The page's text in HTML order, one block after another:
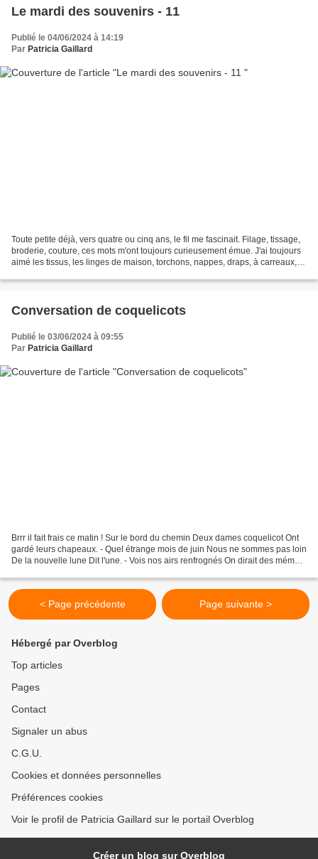
Le mardi des souvenirs - 11
Publié le 04/06/2024 à 14:19
Par Patricia Gaillard
Toute petite déjà, vers quatre ou cinq ans, le fil me fascinait. Filage, tissage,
broderie, couture, ces mots m'ont toujours curieusement émue. J'ai toujours
aimé les tissus, les linges de maison, torchons, nappes, draps, à carreaux,
Conversation de coquelicots
Publié le 03/06/2024 à 09:55
Par Patricia Gaillard
Brrr il fait frais ce matin ! Sur le bord du chemin Deux dames coquelicot Ont
gardé leurs chapeaux. - Quel étrange mois de juin Nous ne sommes pas loin
De la nouvelle lune Dit l'une. - Vois nos airs renfrognés On dirait des mémés
< Page précédente Page suivante >
Hébergé par Overblog
Top articles
Pages
Contact
Signaler un abus
C.G.U.
Cookies et données personnelles
Préférences cookies
Voir le profil de Patricia Gaillard sur le portail Overblog
Créer un blog sur Overblog